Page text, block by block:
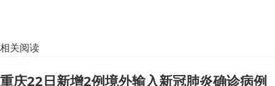
相关阅读
重庆22日新增2例境外输入新冠肺炎确诊病例